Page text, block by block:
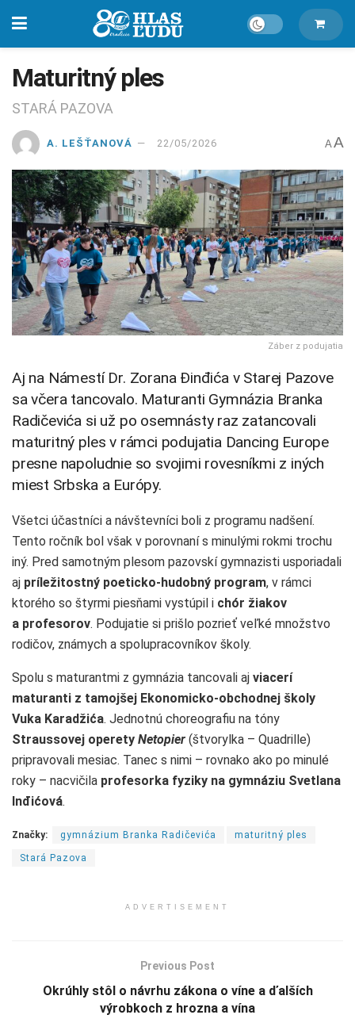
Maturitný ples
STARÁ PAZOVA
A. LEŠŤANOVÁ 22/05/2026 A A
Záber z podujatia
Aj na Námestí Dr. Zorana Đinđića v Starej Pazove
sa včera tancovalo. Maturanti Gymnázia Branka
Radičevića si už po osemnásty raz zatancovali
maturitný ples v rámci podujatia Dancing Europe
presne napoludnie so svojimi rovesníkmi z iných
miest Srbska a Európy.
Všetci účastníci a návštevníci boli z programu nadšení.
Tento ročník bol však v porovnaní s minulými rokmi trochu
iný. Pred samotným plesom pazovskí gymnazisti usporiadali
aj príležitostný poeticko-hudobný program, v rámci
ktorého so štyrmi piesňami vystúpil i chór žiakov
a profesorov. Podujatie si prišlo pozrieť veľké množstvo
rodičov, známych a spolupracovníkov školy.
Spolu s maturantmi z gymnázia tancovali aj viacerí
maturanti z tamojšej Ekonomicko-obchodnej školy
Vuka Karadžića. Jednotnú choreografiu na tóny
Straussovej operety Netopier (štvorylka – Quadrille)
pripravovali mesiac. Tanec s nimi – rovnako ako po minulé
roky – nacvičila profesorka fyziky na gymnáziu Svetlana
Inđićová.
Značky: gymnázium Branka Radičevića maturitný ples
Stará Pazova
ADVERTISEMENT
Previous Post
Okrúhly stôl o návrhu zákona o víne a ďalších
výrobkoch z hrozna a vína